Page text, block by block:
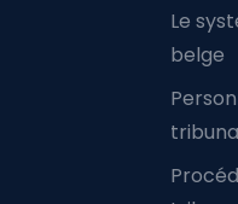
Le
belge